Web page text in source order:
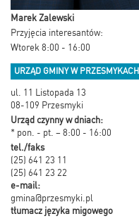
Marek Zalewski
Przyjęcia interesantów:
Wtorek 8:00 - 16:00
URZĄD GMINY W PRZESMYKACH
ul. 11 Listopada 13
08-109 Przesmyki
Urząd czynny w dniach:
* pon. - pt. – 8:00 - 16:00
tel./faks
(25) 641 23 11
(25) 641 23 22
e-mail:
gmina@przesmyki.pl
tłumacz języka migowego